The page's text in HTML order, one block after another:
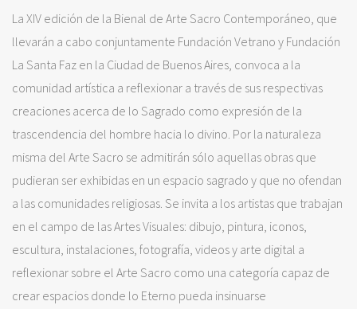
La XIV edición de la Bienal de Arte Sacro Contemporáneo, que
llevarán a cabo conjuntamente Fundación Vetrano y Fundación
La Santa Faz en la Ciudad de Buenos Aires, convoca a la
comunidad artística a reflexionar a través de sus respectivas
creaciones acerca de lo Sagrado como expresión de la
trascendencia del hombre hacia lo divino. Por la naturaleza
misma del Arte Sacro se admitirán sólo aquellas obras que
pudieran ser exhibidas en un espacio sagrado y que no ofendan
a las comunidades religiosas. Se invita a los artistas que trabajan
en el campo de las Artes Visuales: dibujo, pintura, iconos,
escultura, instalaciones, fotografía, videos y arte digital a
reflexionar sobre el Arte Sacro como una categoría capaz de
crear espacios donde lo Eterno pueda insinuarse